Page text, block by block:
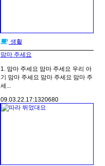
생활
맘마 주세요
1. 맘마 주세요 맘마 주세요 우리 아
기 맘마 주세요 맘마 주세요 맘마 주
세...
09.03.22. 17:1320680